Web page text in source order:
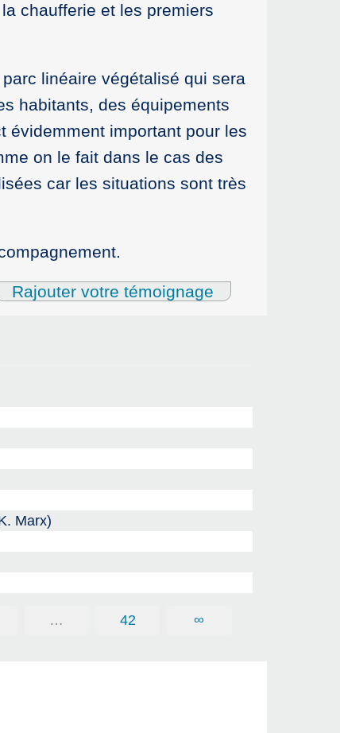
chaufferie et les premiers
linéaire végétalisé qui sera
habitants, des équipements
évidemment important pour les
on le fait dans le cas des
car les situations sont très
Rajouter votre témoignage
Marx)
… 42 ∞